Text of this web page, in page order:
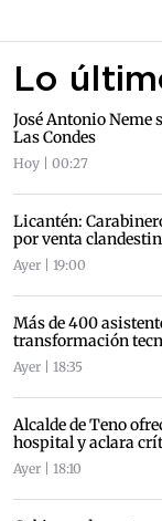
Lo
José Antonio Neme
Las Condes
Hoy | 00:27
Licantén:
por venta
Ayer | 19:00
Más de 400
transformación
Ayer | 18:35
Alcalde de Teno
hospital y aclara
Ayer | 18:10